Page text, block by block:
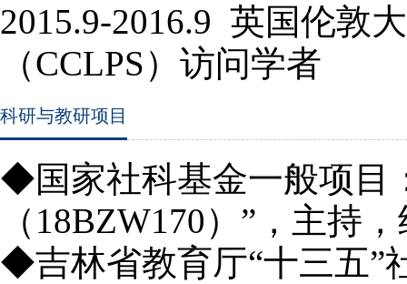
2015.9-2016.9 英国伦敦
（CCLPS）访问学者
科研与教研项目
◆国家社科基金一般项目
（18BZW170）”，主持
◆吉林省教育厅“十三五”